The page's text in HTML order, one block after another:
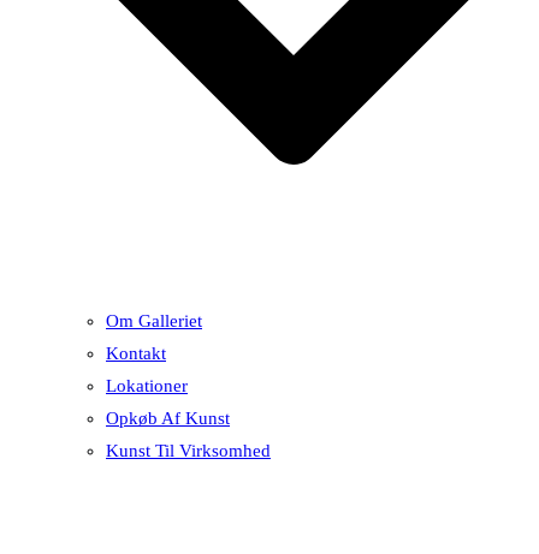
Om Galleriet
Kontakt
Lokationer
Opkøb Af Kunst
Kunst Til Virksomhed